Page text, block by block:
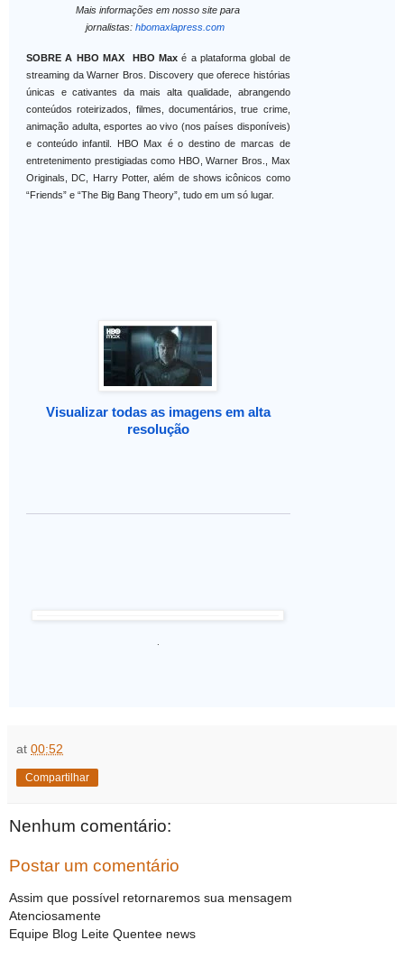
Mais informações em nosso site para
jornalistas:hbomaxlapress.com
SOBRE A HBO MAX HBO Maxé a plataforma global de
streaming da Warner Bros. Discovery que oferece histórias
únicas e cativantes da mais alta qualidade, abrangendo
conteúdos roteirizados, filmes, documentários, true crime,
animação adulta, esportes ao vivo (nos países disponíveis)
e conteúdo infantil. HBO Max é o destino de marcas de
entretenimento prestigiadas como HBO, Warner Bros., Max
Originals, DC, Harry Potter, além de shows icônicos como
“Friends” e “The Big Bang Theory”, tudo em um só lugar.
Visualizar todas as imagens em alta
resolução
.
at 00:52
Compartilhar
Nenhum comentário:
Postar um comentário
Assim que possível retornaremos sua mensagem
Atenciosamente
Equipe Blog Leite Quentee news